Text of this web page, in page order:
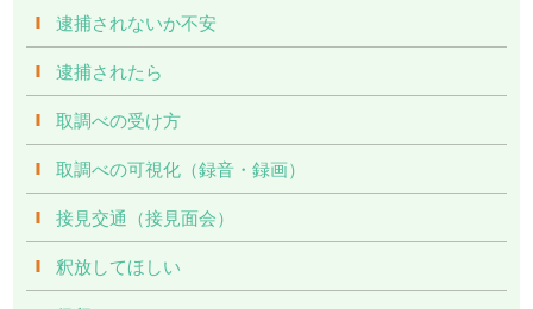
逮捕されないか不安
逮捕されたら
取調べの受け方
取調べの可視化（録音・録画）
接見交通（接見面会）
釈放してほしい